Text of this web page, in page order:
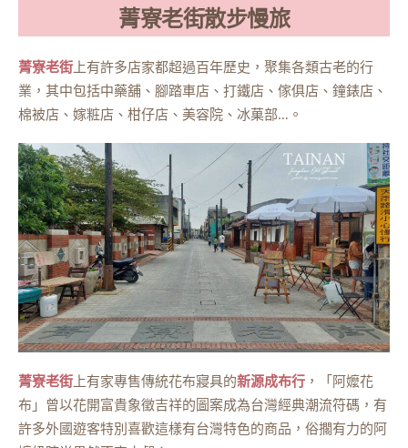
菁寮老街散步慢旅
菁寮老街 上有許多店家都超過百年歷史，聚集各類古老的行
業，其中包括中藥舖、腳踏車店、打鐵店、傢俱店、鐘錶店、
棉被店、嫁粧店、柑仔店、美容院、冰菓部…。
菁寮老街 上有家專售傳統花布寢具的新源成布行 ，「阿嬤花
布」曾以花開富貴象徵吉祥的圖案成為台灣經典潮流符碼，有
許多外國遊客特別喜歡這樣有台灣特色的商品，俗擱有力的阿